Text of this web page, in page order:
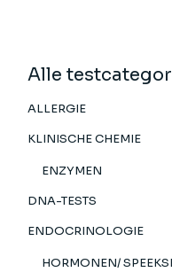
Alle
ALLERGIE
KLINISCHE CHEMIE
ENZYMEN
DNA-TESTS
ENDOCRINOLOGIE
HORMONEN/